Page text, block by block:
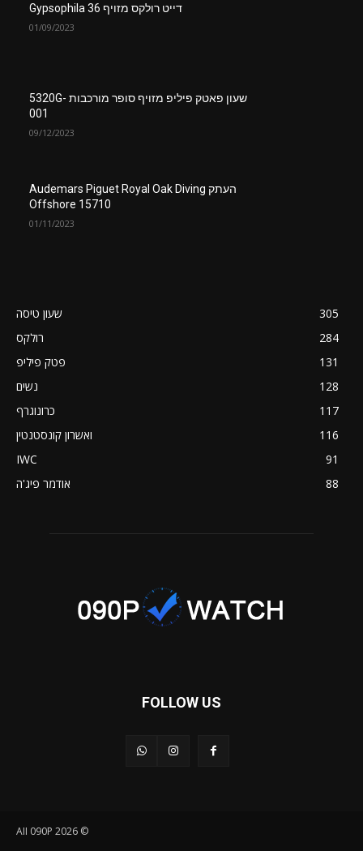
דייט רולקס מזויף 36 Gypsophila
01/09/2023
שעון פאטק פיליפ מזויף סופר מורכבות 5320G-
001
09/12/2023
העתק Audemars Piguet Royal Oak Diving
Offshore 15710
01/11/2023
שעון טיסה
305
רולקס
284
פטק פיליפ
131
נשים
128
כרונוגרף
117
ואשרון קונסטנטין
116
IWC
91
אודמר פיג'ה
88
FOLLOW US
© AII 090P 2026